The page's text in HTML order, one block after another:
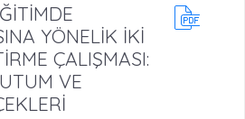
YÖNELİK İKİ
ÇALIŞMASI:
VE